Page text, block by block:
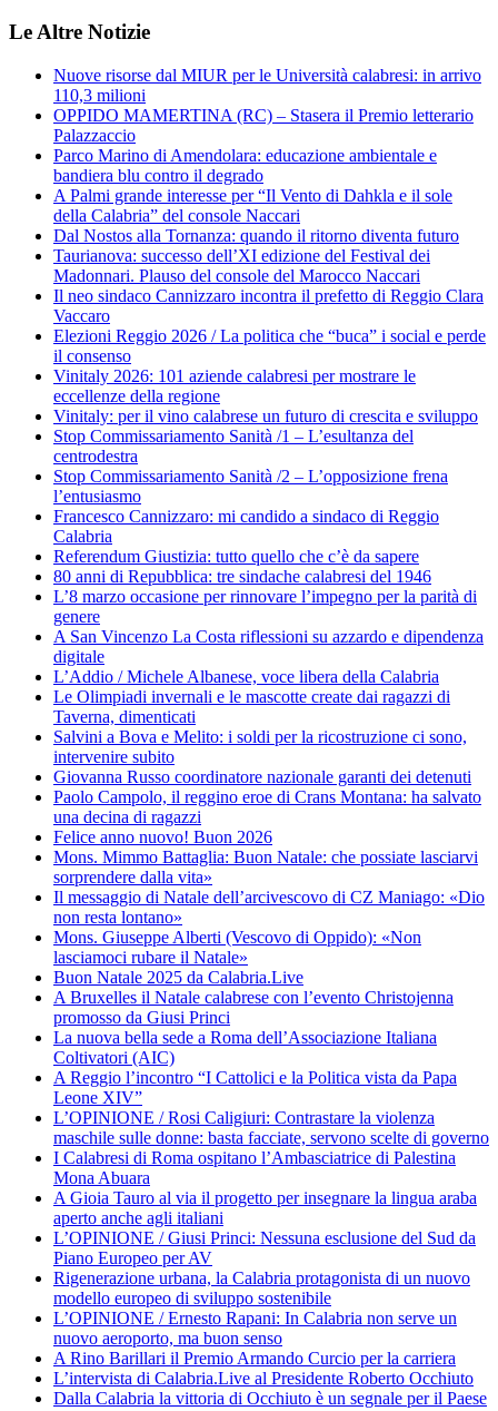
Le Altre Notizie
Nuove risorse dal MIUR per le Università calabresi: in arrivo
110,3 milioni
OPPIDO MAMERTINA (RC) – Stasera il Premio letterario
Palazzaccio
Parco Marino di Amendolara: educazione ambientale e
bandiera blu contro il degrado
A Palmi grande interesse per “Il Vento di Dahkla e il sole
della Calabria” del console Naccari
Dal Nostos alla Tornanza: quando il ritorno diventa futuro
Taurianova: successo dell’XI edizione del Festival dei
Madonnari. Plauso del console del Marocco Naccari
Il neo sindaco Cannizzaro incontra il prefetto di Reggio Clara
Vaccaro
Elezioni Reggio 2026 / La politica che “buca” i social e perde
il consenso
Vinitaly 2026: 101 aziende calabresi per mostrare le
eccellenze della regione
Vinitaly: per il vino calabrese un futuro di crescita e sviluppo
Stop Commissariamento Sanità /1 – L’esultanza del
centrodestra
Stop Commissariamento Sanità /2 – L’opposizione frena
l’entusiasmo
Francesco Cannizzaro: mi candido a sindaco di Reggio
Calabria
Referendum Giustizia: tutto quello che c’è da sapere
80 anni di Repubblica: tre sindache calabresi del 1946
L’8 marzo occasione per rinnovare l’impegno per la parità di
genere
A San Vincenzo La Costa riflessioni su azzardo e dipendenza
digitale
L’Addio / Michele Albanese, voce libera della Calabria
Le Olimpiadi invernali e le mascotte create dai ragazzi di
Taverna, dimenticati
Salvini a Bova e Melito: i soldi per la ricostruzione ci sono,
intervenire subito
Giovanna Russo coordinatore nazionale garanti dei detenuti
Paolo Campolo, il reggino eroe di Crans Montana: ha salvato
una decina di ragazzi
Felice anno nuovo! Buon 2026
Mons. Mimmo Battaglia: Buon Natale: che possiate lasciarvi
sorprendere dalla vita»
Il messaggio di Natale dell’arcivescovo di CZ Maniago: «Dio
non resta lontano»
Mons. Giuseppe Alberti (Vescovo di Oppido): «Non
lasciamoci rubare il Natale»
Buon Natale 2025 da Calabria.Live
A Bruxelles il Natale calabrese con l’evento Christojenna
promosso da Giusi Princi
La nuova bella sede a Roma dell’Associazione Italiana
Coltivatori (AIC)
A Reggio l’incontro “I Cattolici e la Politica vista da Papa
Leone XIV”
L’OPINIONE / Rosi Caligiuri: Contrastare la violenza
maschile sulle donne: basta facciate, servono scelte di governo
I Calabresi di Roma ospitano l’Ambasciatrice di Palestina
Mona Abuara
A Gioia Tauro al via il progetto per insegnare la lingua araba
aperto anche agli italiani
L’OPINIONE / Giusi Princi: Nessuna esclusione del Sud da
Piano Europeo per AV
Rigenerazione urbana, la Calabria protagonista di un nuovo
modello europeo di sviluppo sostenibile
L’OPINIONE / Ernesto Rapani: In Calabria non serve un
nuovo aeroporto, ma buon senso
A Rino Barillari il Premio Armando Curcio per la carriera
L’intervista di Calabria.Live al Presidente Roberto Occhiuto
Dalla Calabria la vittoria di Occhiuto è un segnale per il Paese